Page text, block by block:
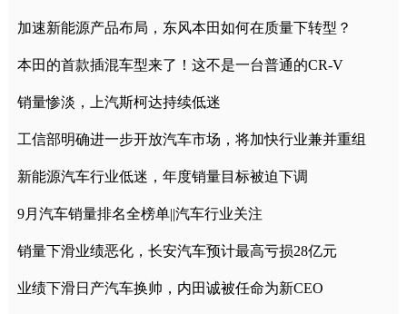
加速新能源产品布局，东风本田如何在质量下转型？
本田的首款插混车型来了！这不是一台普通的CR-V
销量惨淡，上汽斯柯达持续低迷
工信部明确进一步开放汽车市场，将加快行业兼并重组
新能源汽车行业低迷，年度销量目标被迫下调
9月汽车销量排名全榜单||汽车行业关注
销量下滑业绩恶化，长安汽车预计最高亏损28亿元
业绩下滑日产汽车换帅，内田诚被任命为新CEO